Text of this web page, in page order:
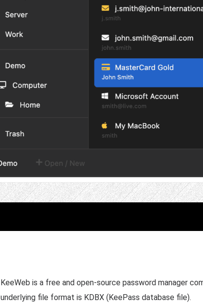
KeeWeb is a free and open-source password manager
underlying file format is KDBX (KeePass database file).